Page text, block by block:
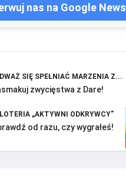
nas na Google News
SIĘ SPEŁNIAĆ MARZENIA Z...
zwycięstwa z Dare!
LOTERIA „AKTYWNI ODKRYWCY”
od razu, czy wygrałeś!